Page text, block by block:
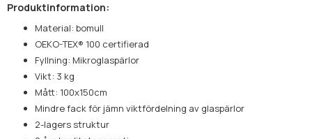
Produktinformation:
Material: bomull
OEKO-TEX® 100 certifierad
Fyllning: Mikroglaspärlor
Vikt: 3 kg
Mått: 100x150cm
Mindre fack för jämn viktfördelning av glaspärlor
2-lagers struktur